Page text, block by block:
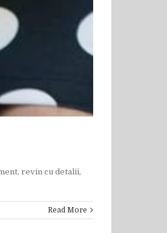
revin cu detalii,
Read More